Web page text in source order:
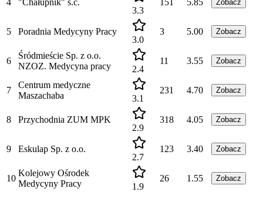
3.3
Zobacz
5
Poradnia Medycyny Pracy
3.0
3 5.00 Zobacz
6
Śródmieście Sp. z o.o.
NZOZ. Medycyna pracy
2.4
11 3.55 Zobacz
7
Centrum medyczne
Maszachaba
3.1
231 4.70 Zobacz
8
Przychodnia ZUM MPK
2.9
318 4.05 Zobacz
9
Eskulap Sp. z o.o.
2.7
123 3.40 Zobacz
10
Kolejowy Ośrodek
Medycyny Pracy
1.9
26 1.55 Zobacz